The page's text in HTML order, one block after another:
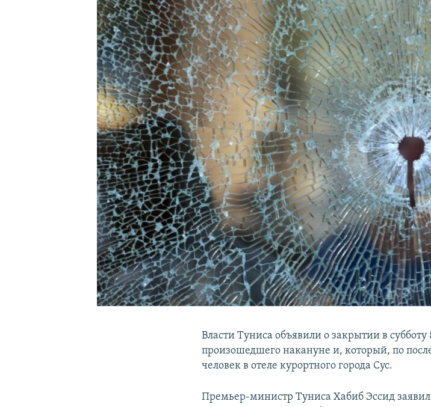
КРЫМ.НЕПОКОРЕННЫЙ
УКРАИНСКАЯ ПРОБЛЕМА КРЫМА
Власти Туниса объявили о закрытии в
произошедшего накануне и, который, по
человек в отеле курортного города Сус.
Премьер-министр Туниса Хабиб Эссид